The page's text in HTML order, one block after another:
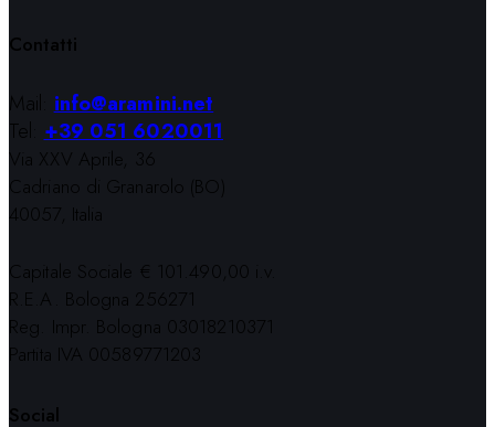
Contatti
Mail:info@aramini.net
Tel:+39 051 6020011
Via XXV Aprile, 36
Cadriano di Granarolo (BO)
40057, Italia
Capitale Sociale € 101.490,00 i.v.
R.E.A. Bologna 256271
Reg. Impr. Bologna 03018210371
Partita IVA 00589771203
Social